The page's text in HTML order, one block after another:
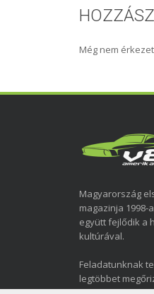
Még nem
Magyarország
magazinja 1998-
együtt fejlődik a
kultúrával.
Feladatunknak
legtöbbet